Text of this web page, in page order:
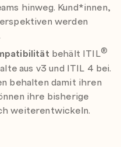
hinweg. Kund*innen,
werden
behält ITIL®
aus v3 und ITIL 4 bei.
behalten damit ihren
ihre bisherige
weiterentwickeln.